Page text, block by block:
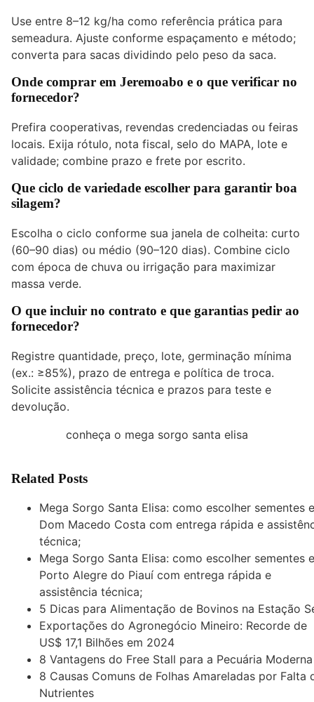
Use entre 8–12 kg/ha como referência prática para
semeadura. Ajuste conforme espaçamento e método;
converta para sacas dividindo pelo peso da saca.
Onde comprar em Jeremoabo e o que verificar no
fornecedor?
Prefira cooperativas, revendas credenciadas ou feiras
locais. Exija rótulo, nota fiscal, selo do MAPA, lote e
validade; combine prazo e frete por escrito.
Que ciclo de variedade escolher para garantir boa
silagem?
Escolha o ciclo conforme sua janela de colheita: curto
(60–90 dias) ou médio (90–120 dias). Combine ciclo
com época de chuva ou irrigação para maximizar
massa verde.
O que incluir no contrato e que garantias pedir ao
fornecedor?
Registre quantidade, preço, lote, germinação mínima
(ex.: ≥85%), prazo de entrega e política de troca.
Solicite assistência técnica e prazos para teste e
devolução.
conheça o mega sorgo santa elisa
Related Posts
Mega Sorgo Santa Elisa: como escolher sementes
Dom Macedo Costa com entrega rápida e
técnica;
Mega Sorgo Santa Elisa: como escolher sementes
Porto Alegre do Piauí com entrega rápida e
assistência técnica;
5 Dicas para Alimentação de Bovinos na Estação
Exportações do Agronegócio Mineiro: Recorde de
US$ 17,1 Bilhões em 2024
8 Vantagens do Free Stall para a Pecuária Moderna
8 Causas Comuns de Folhas Amareladas por Falta
Nutrientes